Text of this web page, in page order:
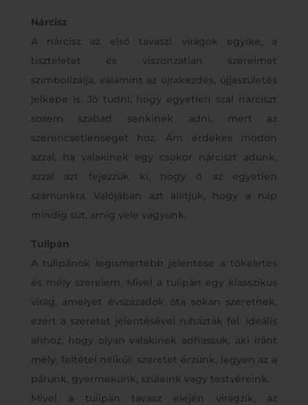
Nárcisz
A nárcisz az első tavaszi virágok egyike, a
tiszteletet és viszonzatlan szerelmet
szimbolizálja, valamint az újrakezdés, újjászületés
jelképe is. Jó tudni, hogy egyetlen szál nárciszt
sosem szabad senkinek adni, mert az
szerencsétlenséget hoz. Ám érdekes módon
azzal, ha valakinek egy csokor nárciszt adunk,
azzal azt fejezzük ki, hogy ő az egyetlen
számunkra. Valójában azt állítjuk, hogy a nap
mindig süt, amíg vele vagyunk.
Tulipán
A tulipánok legismertebb jelentése a tökéletes
és mély szerelem. Mivel a tulipán egy klasszikus
virág, amelyet évszázadok óta sokan szeretnek,
ezért a szeretet jelentésével ruházták fel. Ideális
ahhoz, hogy olyan valakinek adhassuk, aki iránt
mély, feltétel nélküli szeretet érzünk, legyen az a
párunk, gyermekünk, szüleink vagy testvéreink.
Mivel a tulipán tavasz elején virágzik, az